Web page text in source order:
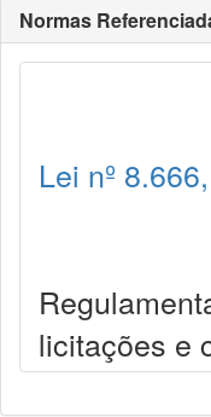
Normas
Lei nº
licitações e